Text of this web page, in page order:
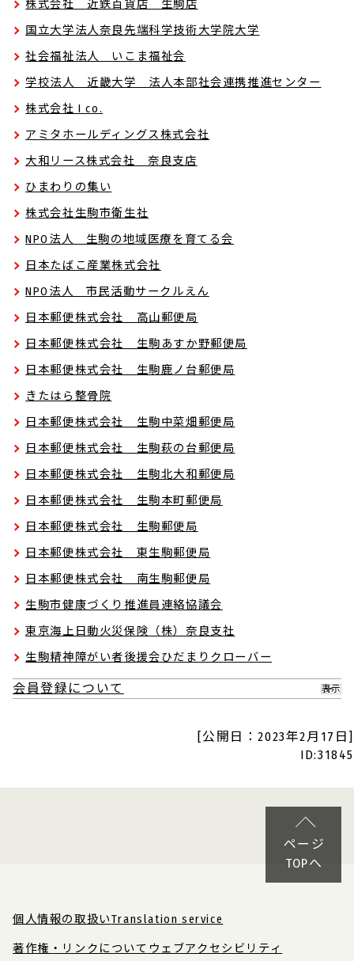
株式会社 近鉄百貨店 生駒店
国立大学法人奈良先端科学技術大学院大学
社会福祉法人 いこま福祉会
学校法人 近畿大学 法人本部社会連携推進センター
株式会社 I co.
アミタホールディングス株式会社
大和リース株式会社 奈良支店
ひまわりの集い
株式会社生駒市衛生社
NPO法人 生駒の地域医療を育てる会
日本たばこ産業株式会社
NPO法人 市民活動サークルえん
日本郵便株式会社 高山郵便局
日本郵便株式会社 生駒あすか野郵便局
日本郵便株式会社 生駒鹿ノ台郵便局
きたはら整骨院
日本郵便株式会社 生駒中菜畑郵便局
日本郵便株式会社 生駒萩の台郵便局
日本郵便株式会社 生駒北大和郵便局
日本郵便株式会社 生駒本町郵便局
日本郵便株式会社 生駒郵便局
日本郵便株式会社 東生駒郵便局
日本郵便株式会社 南生駒郵便局
生駒市健康づくり推進員連絡協議会
東京海上日動火災保険（株）奈良支社
生駒精神障がい者後援会ひだまりクローバー
会員登録について 表示
[公開日：2023年2月17日]
ID:31845
ページ
TOPへ
個人情報の取扱いTranslation service
著作権・リンクについて ウェブアクセシビリティ